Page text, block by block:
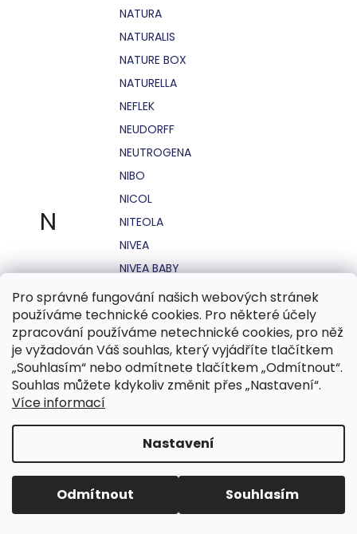
Pro správné fungování našich webových stránek
používáme technické cookies. Pro některé účely
zpracování používáme netechnické cookies, pro něž
je vyžadován Váš souhlas, který vyjádříte tlačítkem
„Souhlasím“ nebo odmítnete tlačítkem „Odmítnout“.
Souhlas můžete kdykoliv změnit přes „Nastavení“.
Více informací
Nastavení
Odmítnout Souhlasím
N
NATURA
NATURALIS
NATURE BOX
NATURELLA
NEFLEK
NEUDORFF
NEUTROGENA
NIBO
NICOL
NITEOLA
NIVEA
NIVEA BABY
NIVEA MEN
NIVEA SUN
NO STRESS
NOHEL GARDEN
NORDICS
NUK
O.B.
OASIS